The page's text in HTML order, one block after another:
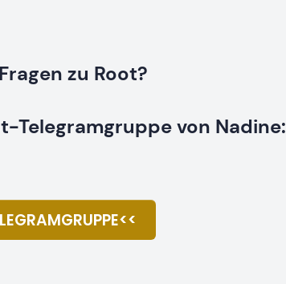
zu Root?
Telegramgruppe von Nadine: